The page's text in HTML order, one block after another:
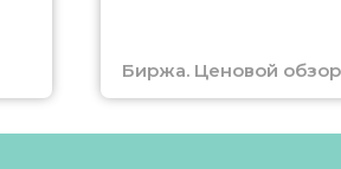
Биржа. Ценовой обзор